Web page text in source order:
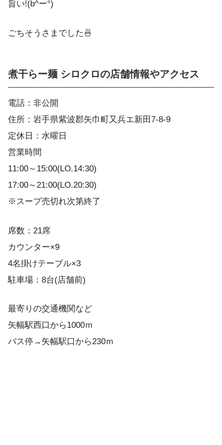
旨い!(b^ー°)
ごちそうさまでした🍜
煮干らー麺 シロクロの店舗情報やアクセス
電話：非公開
住所：岩手県紫波郡矢巾町又兵エ新田7-8-9
定休日：水曜日
営業時間
11:00～15:00(LO.14:30)
17:00～21:00(LO.20:30)
※スープ売切れ次第終了
席数：21席
カウンター×9
4名掛けテーブル×3
駐車場：8台(店舗前)
最寄りの交通機関など
矢幅駅西口から1000ｍ
バス停→矢幅駅口から230ｍ